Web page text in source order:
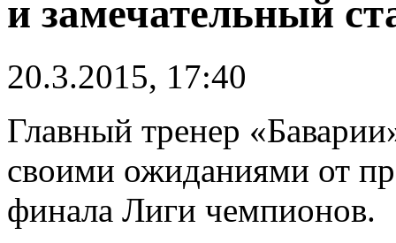
и замечательный
20.3.2015, 17:40
Главный тренер
своими ожиданиями от
финала Лиги чемпионов.